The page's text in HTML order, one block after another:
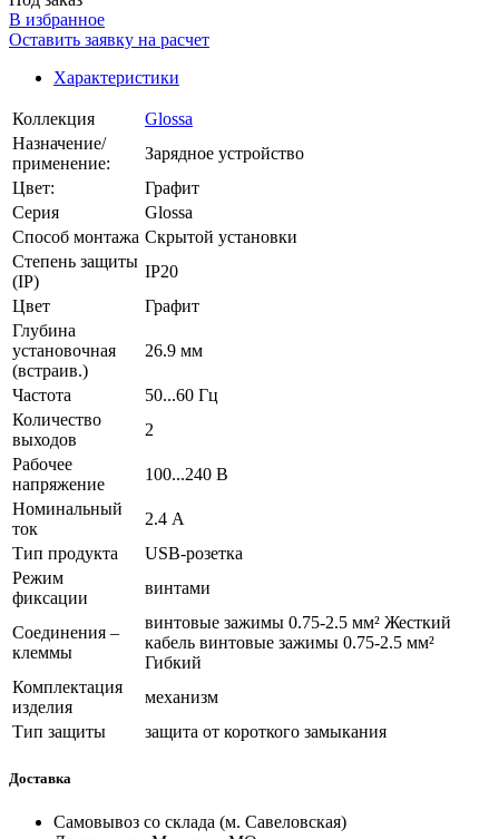
В избранное
Оставить заявку на расчет
Характеристики
Коллекция
Glossa
Назначение/
применение:
Зарядное устройство
Цвет:
Графит
Серия
Glossa
Способ монтажа Скрытой установки
Степень защиты
(IP)
IP20
Цвет
Графит
Глубина
установочная
(встраив.)
26.9 мм
Частота
50...60 Гц
Количество
выходов
2
Рабочее
напряжение
100...240 В
Номинальный
ток
2.4 А
Тип продукта
USB-розетка
Режим
фиксации
винтами
Соединения –
клеммы
винтовые зажимы 0.75-2.5 мм² Жесткий
кабель винтовые зажимы 0.75-2.5 мм²
Гибкий
Комплектация
изделия
механизм
Тип защиты
защита от короткого замыкания
Доставка
Самовывоз со склада (м. Савеловская)